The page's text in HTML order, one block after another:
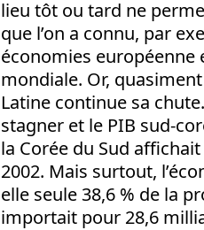
lieu tôt ou tard ne
que l’on a connu, par
économies européenne
mondiale. Or,
Latine continue sa
stagner et le PIB sud-
la Corée du Sud
2002. Mais surtout,
elle seule 38,6 % de la
importait pour 28,6